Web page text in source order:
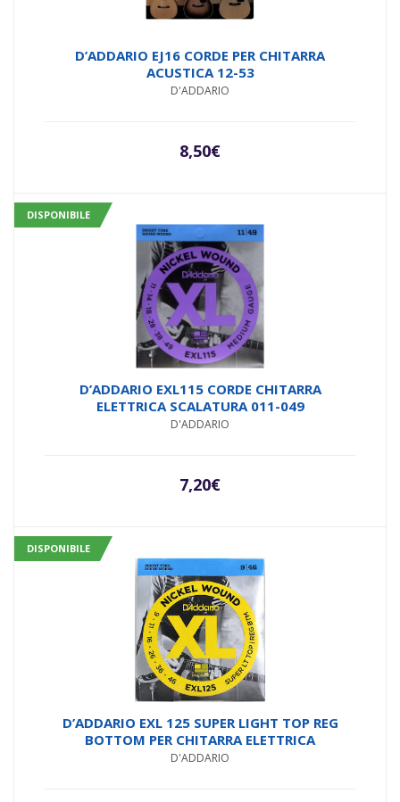
D’ADDARIO EJ16 CORDE PER CHITARRA
ACUSTICA 12-53
D'ADDARIO
8,50€
DISPONIBILE
D’ADDARIO EXL115 CORDE CHITARRA
ELETTRICA SCALATURA 011-049
D'ADDARIO
7,20€
DISPONIBILE
D’ADDARIO EXL 125 SUPER LIGHT TOP REG
BOTTOM PER CHITARRA ELETTRICA
D'ADDARIO